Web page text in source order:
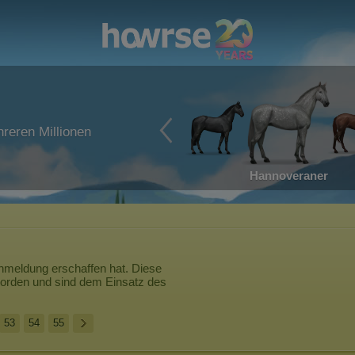
Millionen
Hannoveraner
erschaffen hat. Diese
und sind dem Einsatz des
53 54 55